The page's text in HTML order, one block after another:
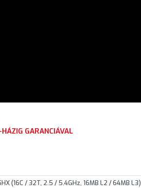
GARANCIÁVAL
(16C / 32T, 2.5 / 5.4GHz, 16MB L2 / 64MB L3)